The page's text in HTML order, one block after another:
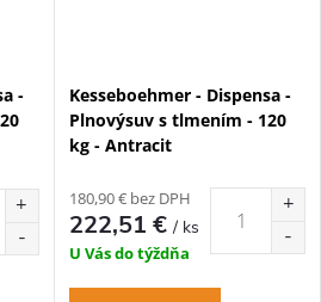
-
Kesseboehmer - Dispensa -
Plnovýsuv s tlmením - 120
kg - Antracit
180,90 € bez DPH
222,51 €/ ks
U Vás do týždňa